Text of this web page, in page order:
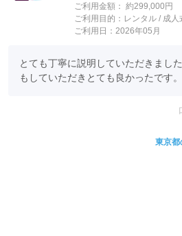
ご利用金額： 約299,000円
ご利用目的： レンタル / 成人
ご利用日：2026年05月
とても丁寧に説明していただきまし
もしていただきとても良かったです。
東京都